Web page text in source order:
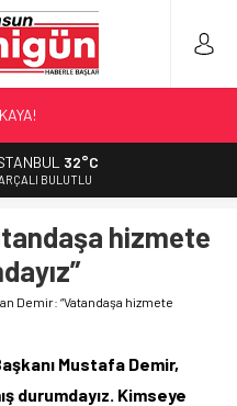
32°C
BULUTLU
hizmete
Demir: “Vatandaşa hizmete
Mustafa Demir,
durumdayız. Kimseye